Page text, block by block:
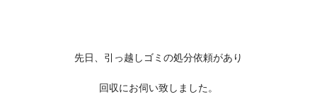
先日、引っ越しゴミの処分依頼があり
回収にお伺い致しました。